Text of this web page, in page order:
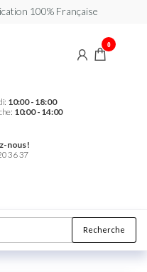
100% Française
10:00 - 18:00
10:00 - 14:00
nous !
36 37
0
Recherche